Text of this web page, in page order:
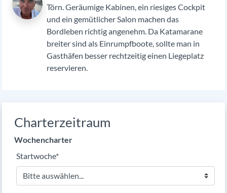
Törn. Geräumige Kabinen, ein riesiges Cockpit
und ein gemütlicher Salon machen das
Bordleben richtig angenehm. Da Katamarane
breiter sind als Einrumpfboote, sollte man in
Gasthäfen besser rechtzeitig einen Liegeplatz
reservieren.
Charterzeitraum
Wochencharter
Pflichtfeld
Startwoche*